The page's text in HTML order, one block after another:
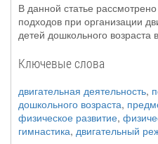
В данной статье
подходов при организации
детей дошкольного
Ключевые слова
двигательная деятельность,
дошкольного возраста,
физическое развитие,
гимнастика, двигательный